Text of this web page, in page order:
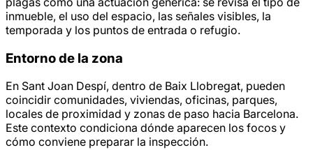
inmueble, el uso del espacio, las señales visibles, la
temporada y los puntos de entrada o refugio.
Entorno de la zona
En Sant Joan Despí, dentro de Baix Llobregat, pueden
coincidir comunidades, viviendas, oficinas, parques,
locales de proximidad y zonas de paso hacia Barcelona.
Este contexto condiciona dónde aparecen los focos y
cómo conviene preparar la inspección.